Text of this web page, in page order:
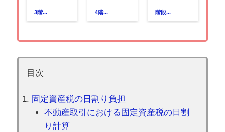
3階... 4階... 階段...
目次
固定資産税の日割り負担
不動産取引における固定資産税の日割
り計算